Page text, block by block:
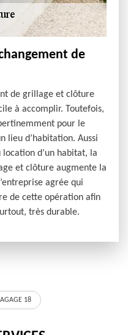
de
de grillage et clôture
à accomplir. Toutefois,
pour le
lieu d’habitation. Aussi
d’un habitat, la
et clôture augmente la
agrée qui
de cette opération afin
très durable.
18